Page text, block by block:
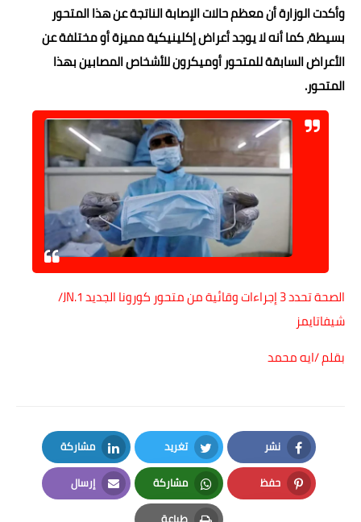
وأكدت الوزارة أن معظم حالات الإصابة الناتجة عن هذا المتحور
بسيطة، كما أنه لا يوجد أعراض إكلينيكية مميزة أو مختلفة عن
الأعراض السابقة للمتحور أوميكرون للأشخاص المصابين بهذا
المتحور.
الصحة تحدد 3 إجراءات وقائية من متحور كورونا الجديد JN.1/
شيفاتايمز
بقلم /ايه محمد
نشر
Facebook
تغريد
Twitter
مشاركة
LinkedIn
حفظ
Pinterest
مشاركة
Whatsapp
إرسال
Email